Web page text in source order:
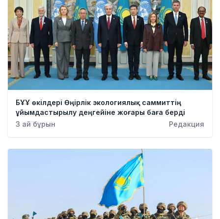
БҰҰ өкілдері Өңірлік экологиялық саммиттің
ұйымдастырылу деңгейіне жоғары баға берді
3 ай бұрын
Редакция